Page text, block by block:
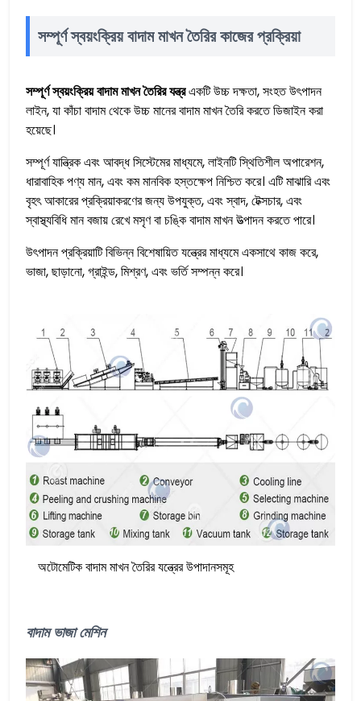
সম্পূর্ণ স্বয়ংক্রিয় বাদাম মাখন তৈরির কাজের প্রক্রিয়া
সম্পূর্ণ স্বয়ংক্রিয় বাদাম মাখন তৈরির যন্ত্রএকটি উচ্চ দক্ষতা, সংহত উৎপাদন
লাইন, যা কাঁচা বাদাম থেকে উচ্চ মানের বাদাম মাখন তৈরি করতে ডিজাইন করা
হয়েছে।
সম্পূর্ণ যান্ত্রিক এবং আবদ্ধ সিস্টেমের মাধ্যমে, লাইনটি স্থিতিশীল অপারেশন,
ধারাবাহিক পণ্য মান, এবং কম মানবিক হস্তক্ষেপ নিশ্চিত করে। এটি মাঝারি এবং
বৃহৎ আকারের প্রক্রিয়াকরণের জন্য উপযুক্ত, এবং স্বাদ, টেক্সচার, এবং
স্বাস্থ্যবিধি মান বজায় রেখে মসৃণ বা চঙ্কি বাদাম মাখন উত্পাদন করতে পারে।
উৎপাদন প্রক্রিয়াটি বিভিন্ন বিশেষায়িত যন্ত্রের মাধ্যমে একসাথে কাজ করে,
ভাজা, ছাড়ানো, গ্রাইন্ড, মিশ্রণ, এবং ভর্তি সম্পন্ন করে।
অটোমেটিক বাদাম মাখন তৈরির যন্ত্রের উপাদানসমূহ
বাদাম ভাজা মেশিন